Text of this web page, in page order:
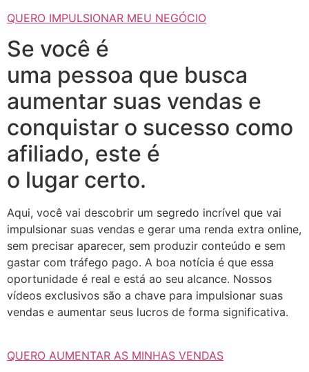
QUERO IMPULSIONAR MEU NEGÓCIO
Se você é
uma pessoa que busca
aumentar suas vendas e
conquistar o sucesso como
afiliado, este é
o lugar certo.
Aqui, você vai descobrir um segredo incrível que vai
impulsionar suas vendas e gerar uma renda extra online,
sem precisar aparecer, sem produzir conteúdo e sem
gastar com tráfego pago. A boa notícia é que essa
oportunidade é real e está ao seu alcance. Nossos
vídeos exclusivos são a chave para impulsionar suas
vendas e aumentar seus lucros de forma significativa.
QUERO AUMENTAR AS MINHAS VENDAS